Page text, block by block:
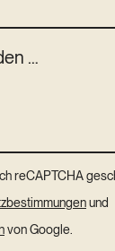
reCAPTCHA
und
von Google.